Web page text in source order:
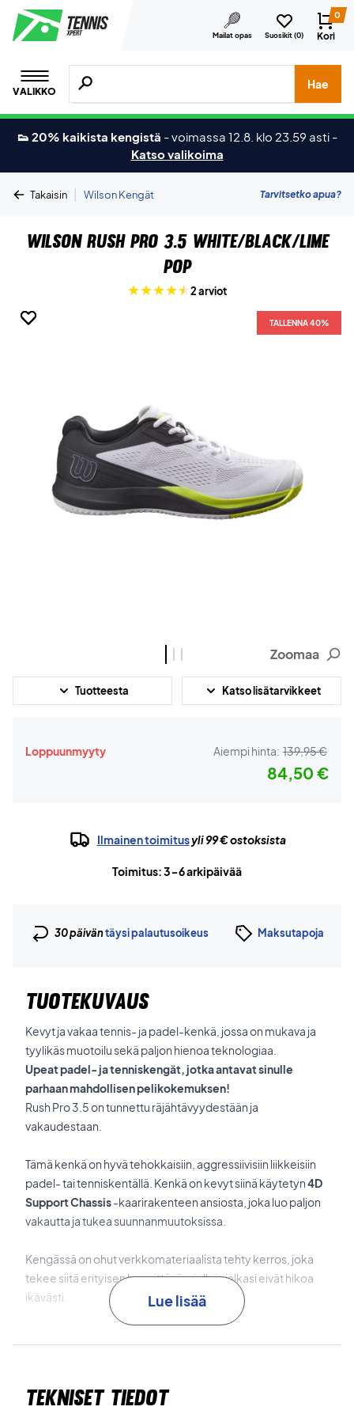
Mailat opas Suosikit (0)
0
Kori
VALIKKO
Hae tuotteita, merkkejä jne.
Hae
👟 20% kaikista kengistä -voimassa 12.8. klo 23.59 asti -
Katso valikoima
Takaisin | Wilson Kengät Tarvitsetko apua?
Wilson Rush Pro 3.5 White/Black/Lime
Pop
2 arviot
TALLENNA 40%
TALLENNA 40%
TALLENNA 40%
Zoomaa
Tuotteesta Katso lisätarvikkeet
Loppuunmyyty Aiempi hinta: 139,95 €
84,50 €
Ilmainen toimitusyli 99 € ostoksista
Toimitus: 3-6 arkipäivää
30 päiväntäysi palautusoikeus Maksutapoja
TUOTEKUVAUS
Kevyt ja vakaa tennis- ja padel-kenkä, jossa on mukava ja
tyylikäs muotoilu sekä paljon hienoa teknologiaa.
Upeat padel- ja tenniskengät, jotka antavat sinulle
parhaan mahdollisen pelikokemuksen!
Rush Pro 3.5 on tunnettu räjähtävyydestään ja
vakaudestaan.
Tämä kenkä on hyvä tehokkaisiin, aggressiivisiin liikkeisiin
padel- tai tenniskentällä. Kenkä on kevyt siinä käytetyn4D
Support Chassis-kaarirakenteen ansiosta, joka luo paljon
vakautta ja tukea suunnanmuutoksissa.
Kengässä on ohut verkkomateriaalista tehty kerros, joka
tekee siitä erityisen hengittävän, jolloin jalkasi eivät hikoa
ikävästi.
Rubber Medial Drag Padtarjoaa hyvän kestävyyden ja
Lue lisää
Tekniset tiedot